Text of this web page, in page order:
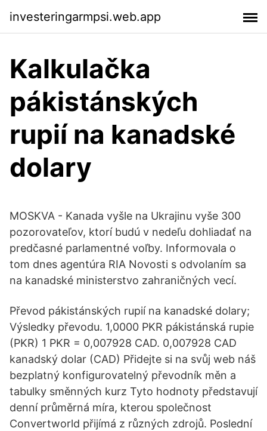
investeringarmpsi.web.app
Kalkulačka
pákistánských
rupií na kanadské
dolary
MOSKVA - Kanada vyšle na Ukrajinu vyše 300
pozorovateľov, ktorí budú v nedeľu dohliadať na
predčasné parlamentné voľby. Informovala o
tom dnes agentúra RIA Novosti s odvolaním sa
na kanadské ministerstvo zahraničných vecí.
Převod pákistánských rupií na kanadské dolary;
Výsledky převodu. 1,0000 PKR pákistánská rupie
(PKR) 1 PKR = 0,007928 CAD. 0,007928 CAD
kanadský dolar (CAD) Přidejte si na svůj web náš
bezplatný konfigurovatelný převodník měn a
tabulky směnných kurz Tyto hodnoty představují
denní průměrná míra, kterou společnost
Convertworld přijímá z různých zdrojů. Poslední